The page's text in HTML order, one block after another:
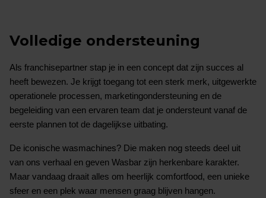
Volledige ondersteuning
Als franchisepartner stap je in een concept dat zijn succes al
heeft bewezen. Je krijgt toegang tot een sterk merk, uitgewerkte
operationele processen, marketingondersteuning en de
begeleiding van een ervaren team dat je ondersteunt vanaf de
eerste plannen tot de dagelijkse uitbating.
De iconische wasmachines? Die maken nog steeds deel uit
van ons verhaal en geven Wasbar zijn herkenbare karakter.
Maar vandaag draait alles om heerlijk comfortfood, een unieke
sfeer en een plek waar mensen graag blijven hangen.